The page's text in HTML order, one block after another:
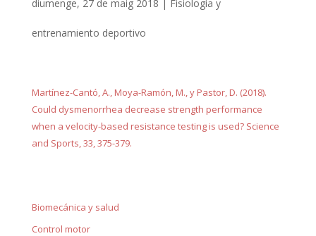
diumenge, 27 de maig 2018 | Fisiología y
entrenamiento deportivo
Martínez-Cantó, A., Moya-Ramón, M., y Pastor, D. (2018).
Could dysmenorrhea decrease strength performance
when a velocity-based resistance testing is used? Science
and Sports, 33, 375-379.
Biomecánica y salud
Control motor